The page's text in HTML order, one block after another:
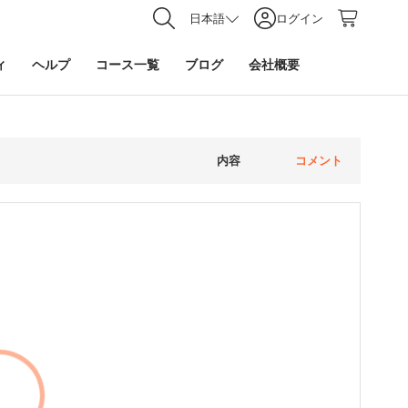
日本語 ログイン
ヘルプ コース一覧 ブログ 会社概要
内容 コメント